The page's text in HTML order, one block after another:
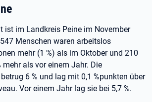
ist im Landkreis Peine im November
Menschen waren arbeitslos
mehr (1 %) als im Oktober und 210
mehr als vor einem Jahr. Die
6 % und lag mit 0,1 %punkten über
Vor einem Jahr lag sie bei 5,7 %.